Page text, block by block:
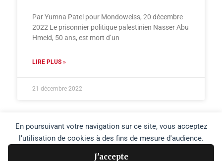
En poursuivant votre navigation sur ce site, vous acceptez
l’utilisation de cookies à des fins de mesure d'audience.
J'accepte
Par Yumna Patel pour Mondoweiss, 20 décembre
2022 Le prisonnier politique palestinien Nasser Abu
Hmeid, 50 ans, est mort d’un
LIRE PLUS »
21 décembre 2022